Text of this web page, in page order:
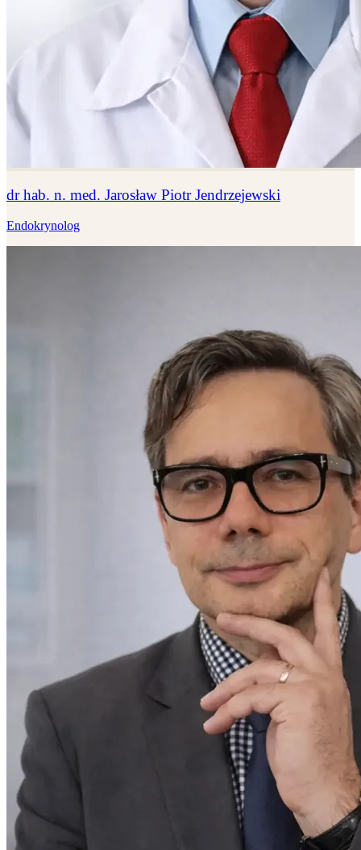
dr hab. n. med. Jarosław Piotr Jendrzejewski
Endokrynolog